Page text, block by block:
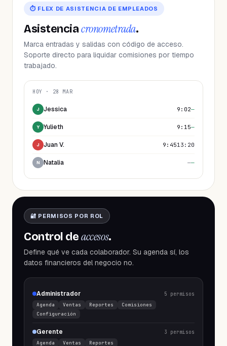
⏱ FLEX DE ASISTENCIA DE EMPLEADOS
Asistenciacronometrada.
Marca entradas y salidas con código de acceso.
Soporte directo para liquidar comisiones por tiempo
trabajado.
HOY · 28 MAR
J Jessica 9:02—
Y Yulieth 9:15—
J Juan V. 9:4513:20
N Natalia ——
🔐 PERMISOS POR ROL
Control deaccesos.
Define qué ve cada colaborador. Su agenda sí, los
datos financieros del negocio no.
Administrador 5
permisos
Agenda
Ventas Reportes
Comisiones
Configuración
Gerente 3
permisos
Agenda
Ventas Reportes